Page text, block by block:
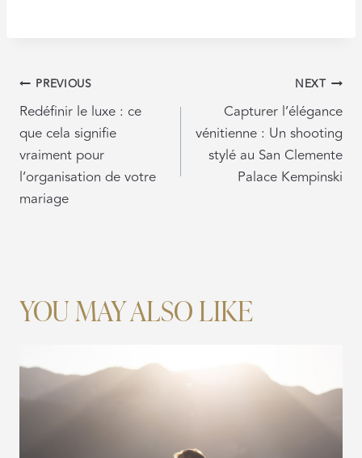
POST
NAVIGATION
PREVIOUS
Redéfinir le luxe : ce
que cela signifie
vraiment pour
l’organisation de votre
mariage
NEXT
Capturer l’élégance
vénitienne : Un shooting
stylé au San Clemente
Palace Kempinski
YOU MAY ALSO LIKE